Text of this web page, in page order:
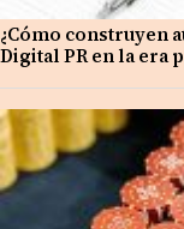
¿Cómo construyen
Digital PR en la era